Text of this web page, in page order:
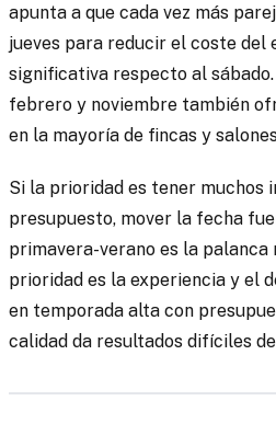
apunta a que cada vez más
jueves para reducir el coste del
significativa respecto al sábado.
febrero y noviembre también
en la mayoría de fincas y
Si la prioridad es tener muchos
presupuesto, mover la fecha
primavera-verano es la palanca
prioridad es la experiencia y el
en temporada alta con
calidad da resultados difíciles